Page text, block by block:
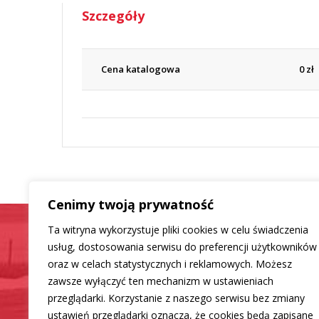
Cenimy twoją prywatność
Ta witryna wykorzystuje pliki cookies w celu świadczenia
usług, dostosowania serwisu do preferencji użytkowników
oraz w celach statystycznych i reklamowych. Możesz
zawsze wyłączyć ten mechanizm w ustawieniach
przeglądarki. Korzystanie z naszego serwisu bez zmiany
ustawień przeglądarki oznacza, że cookies będą zapisane
Szczegóły
Cena katalogowa 0zł
Samochód jak